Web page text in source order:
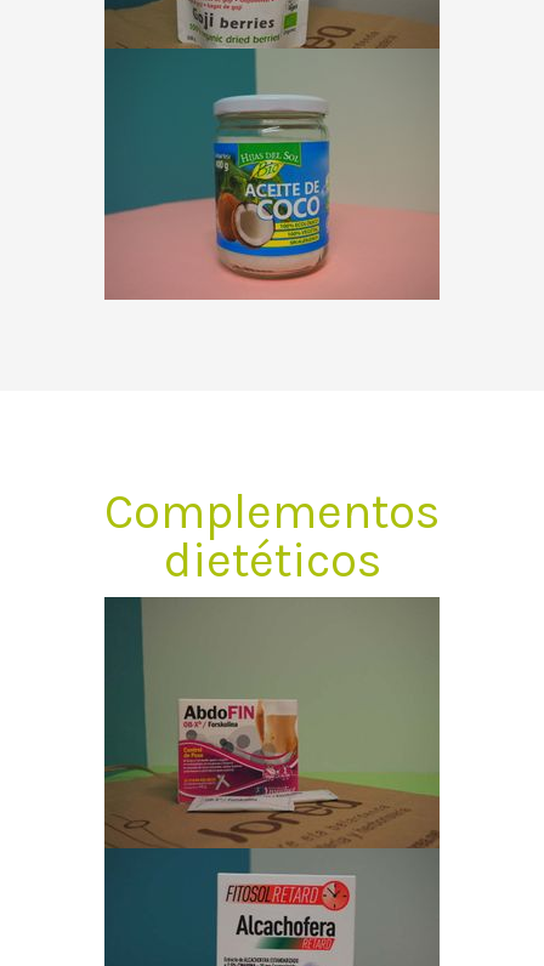
Complementos
dietéticos